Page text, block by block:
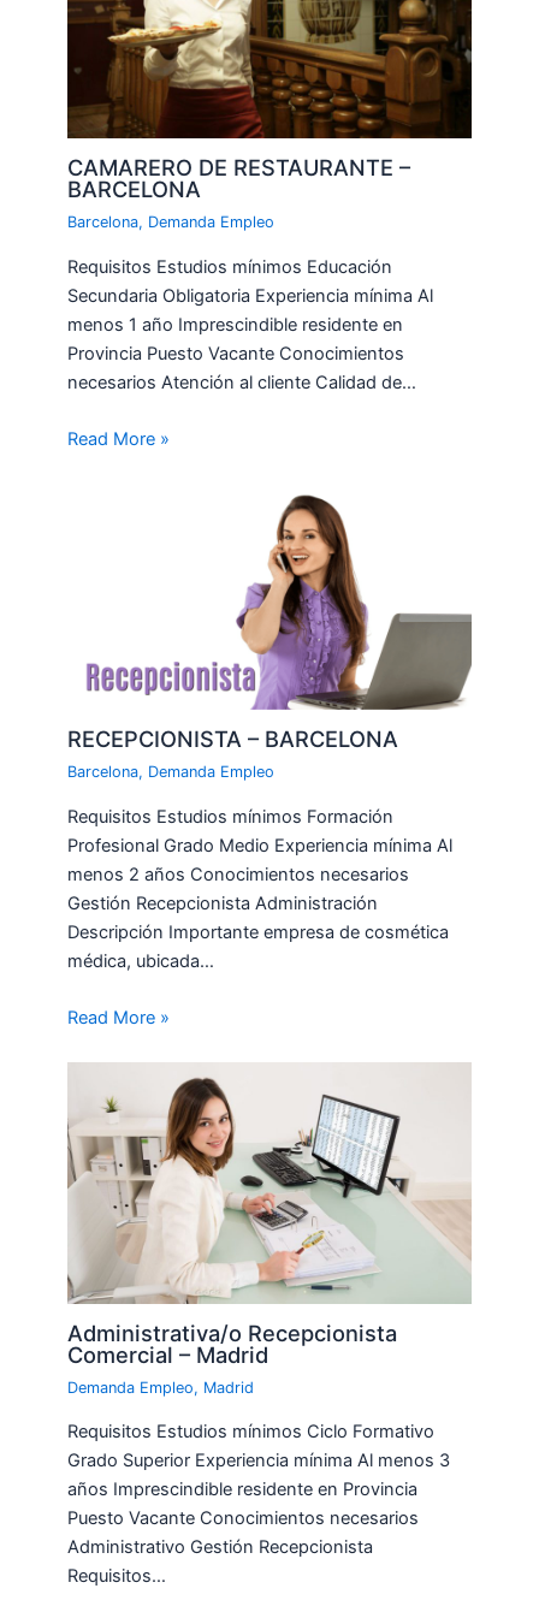
CAMARERO DE RESTAURANTE –
BARCELONA
Barcelona, Demanda Empleo
Requisitos Estudios mínimos Educación
Secundaria Obligatoria Experiencia mínima Al
menos 1 año Imprescindible residente en
Provincia Puesto Vacante Conocimientos
necesarios Atención al cliente Calidad de…
Read More »
RECEPCIONISTA – BARCELONA
Barcelona, Demanda Empleo
Requisitos Estudios mínimos Formación
Profesional Grado Medio Experiencia mínima Al
menos 2 años Conocimientos necesarios
Gestión Recepcionista Administración
Descripción Importante empresa de cosmética
médica, ubicada…
Read More »
Administrativa/o Recepcionista
Comercial – Madrid
Demanda Empleo, Madrid
Requisitos Estudios mínimos Ciclo Formativo
Grado Superior Experiencia mínima Al menos 3
años Imprescindible residente en Provincia
Puesto Vacante Conocimientos necesarios
Administrativo Gestión Recepcionista
Requisitos…